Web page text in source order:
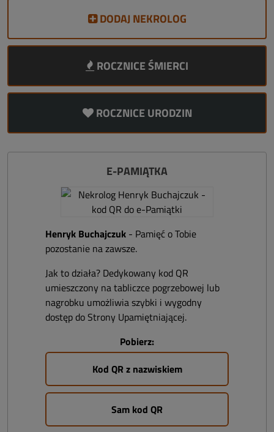
DODAJ NEKROLOG
ROCZNICE ŚMIERCI
ROCZNICE URODZIN
E-PAMIĄTKA
Henryk Buchajczuk - Pamięć o Tobie
pozostanie na zawsze.
Jak to działa? Dedykowany kod QR
umieszczony na tabliczce pogrzebowej lub
nagrobku umożliwia szybki i wygodny
dostęp do Strony Upamiętniającej.
Pobierz:
Kod QR z nazwiskiem
Sam kod QR